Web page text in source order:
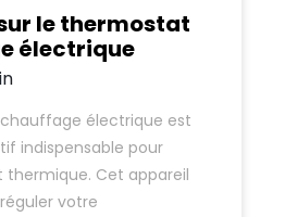
le thermostat
électrique
électrique est
indispensable pour
Cet appareil
votre